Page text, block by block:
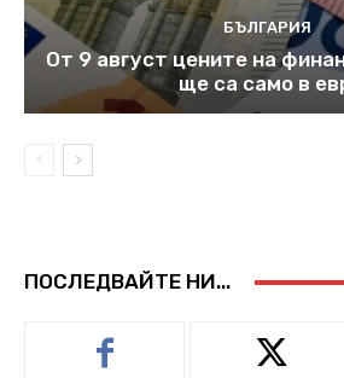
БЪЛГАРИЯ
От 9 август цените на
ще са само в
ПОСЛЕДВАЙТЕ НИ...